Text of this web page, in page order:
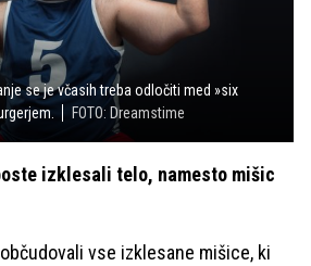
se je včasih treba odločiti med »six
FOTO: Dreamstime
izklesali telo, namesto mišic
vse izklesane mišice, ki